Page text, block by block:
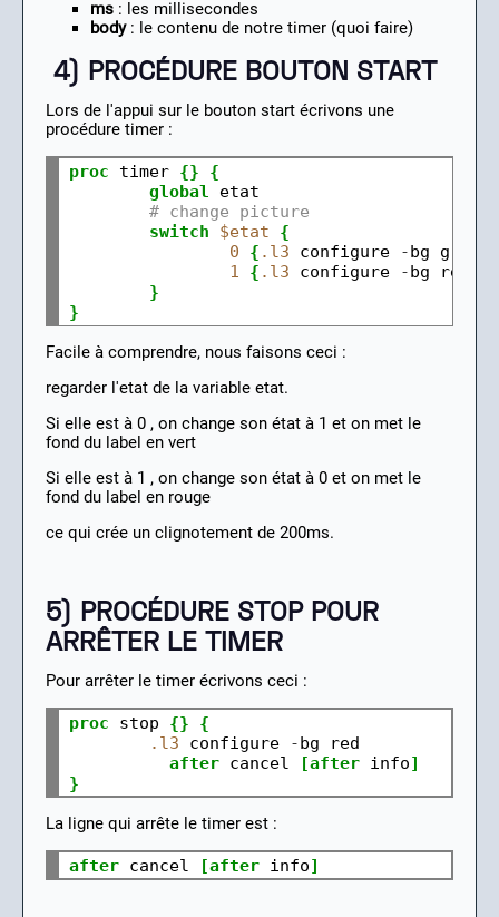
ms : les millisecondes
body: le contenu de notre timer (quoi faire)
4) PROCÉDURE BOUTON START
Lors de l'appui sur le bouton start écrivons une
procédure timer :
proc timer {}
{
global
etat
# change picture
switch
$etat
{
0
{ .l3 configure -bg green
1
{ .l3 configure -bg red
}
}
Facile à comprendre, nous faisons ceci :
regarder l'etat de la variable etat.
Si elle est à 0 , on change son état à 1 et on met le
fond du label en vert
Si elle est à 1 , on change son état à 0 et on met le
fond du label en rouge
ce qui crée un clignotement de 200ms.
5) PROCÉDURE STOP POUR
ARRÊTER LE TIMER
Pour arrêter le timer écrivons ceci :
proc stop {}
{
.l3 configure -bg red
after cancel [after info]
}
La ligne qui arrête le timer est :
after cancel [after info]